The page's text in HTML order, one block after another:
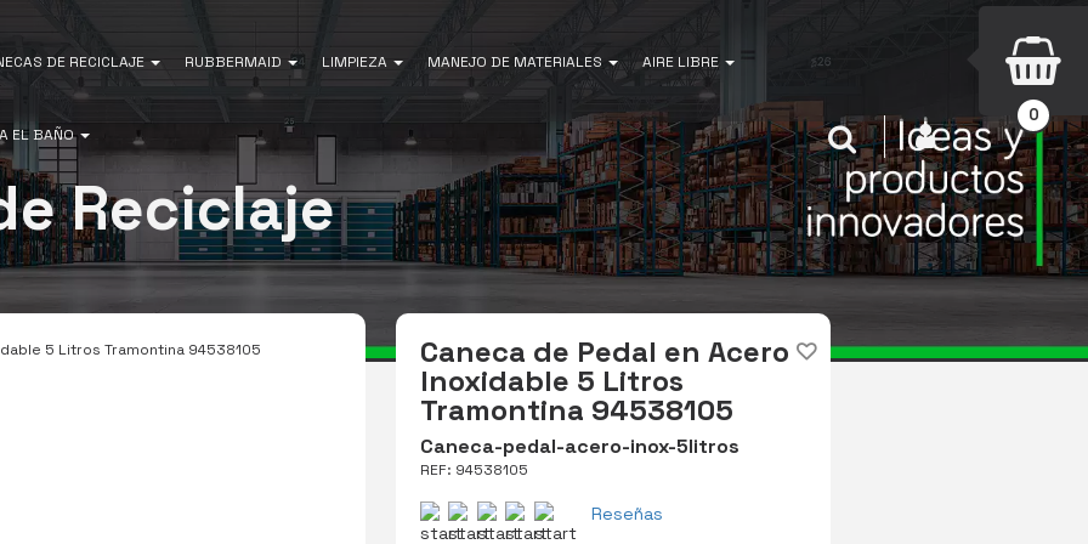
DE RECICLAJE RUBBERMAID LIMPIEZA MANEJO DE MATERIALES AIRE LIBRE
EL BAÑO INICIAR SESIÓN
Buscar
0
Reciclaje
5 Litros Tramontina 94538105
Caneca de Pedal en Acero
Inoxidable 5 Litros
Tramontina 94538105
Caneca-pedal-acero-inox-5litros
REF: 94538105
Reseñas